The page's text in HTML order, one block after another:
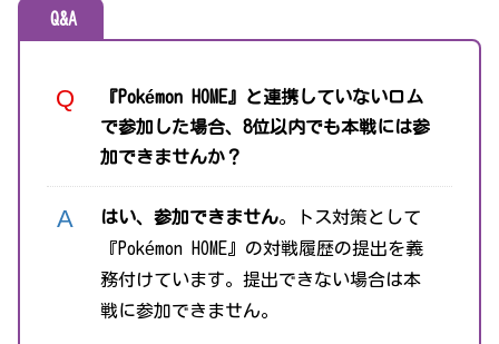
Q&A
『Pokémon HOME』と連携していないロム
で参加した場合、8位以内でも本戦には参
加できませんか？
はい、参加できません。トス対策として
『Pokémon HOME』の対戦履歴の提出を義
務付けています。提出できない場合は本
戦に参加できません。